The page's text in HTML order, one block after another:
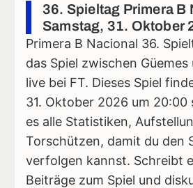
36. Spieltag Primera B
Samstag, 31. Oktober
Primera B Nacional 36.
das Spiel zwischen
live bei FT. Dieses Spiel
31. Oktober 2026 um
es alle Statistiken,
Torschützen, damit du den
verfolgen kannst. Schreibt
Beiträge zum Spiel und